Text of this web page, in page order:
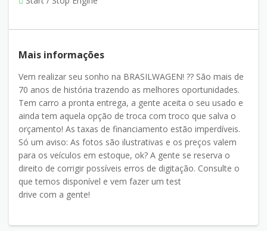
Mais informações
Vem realizar seu sonho na BRASILWAGEN! ?? São mais de
70 anos de história trazendo as melhores oportunidades.
Tem carro a pronta entrega, a gente aceita o seu usado e
ainda tem aquela opção de troca com troco que salva o
orçamento! As taxas de financiamento estão imperdíveis.
Só um aviso: As fotos são ilustrativas e os preços valem
para os veículos em estoque, ok? A gente se reserva o
direito de corrigir possíveis erros de digitação. Consulte o
que temos disponível e vem fazer um test
drive com a gente!